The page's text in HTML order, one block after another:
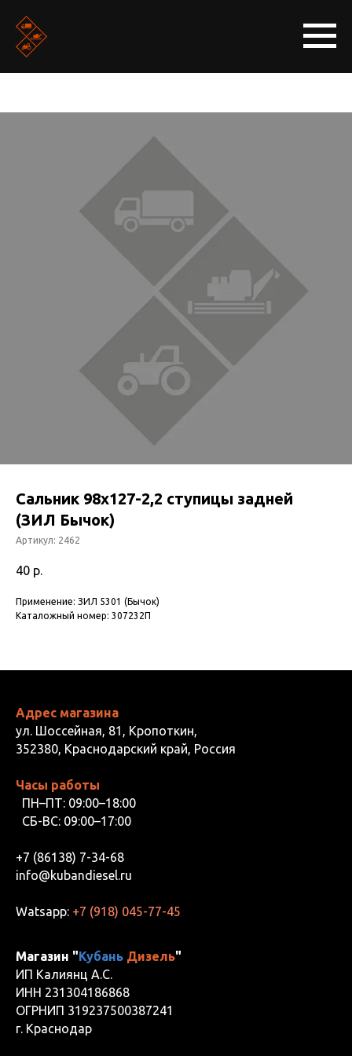
Сальник 98x127-2,2 ступицы задней
(ЗИЛ Бычок)
Артикул: 2462
40 р.
Применение: ЗИЛ 5301 (Бычок)
Каталожный номер: 307232П
Адрес магазина
ул. Шоссейная, 81, Кропоткин,
352380, Краснодарский край, Россия
Часы работы
ПН–ПТ: 09:00–18:00
СБ-ВС: 09:00–17:00
+7 (86138) 7-34-68
info@kubandiesel.ru
Watsapp: +7 (918) 045-77-45
Магазин "Кубань Дизель"
ИП Калиянц А.С.
ИНН 231304186868
ОГРНИП 319237500387241
г. Краснодар